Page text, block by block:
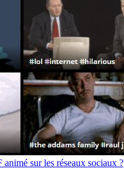
sur les réseaux sociaux ?